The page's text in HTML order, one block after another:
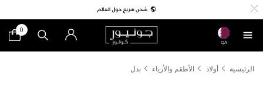
QA
0
الرئيسية أولاد الأطقم والأزياء بدل